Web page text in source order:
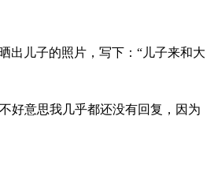
出儿子的照片，写下：“儿子来和大
好意思我几乎都还没有回复，因为